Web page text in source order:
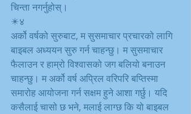
चिन्ता नगर्नुहोस्।
✴️४
अर्को वर्षको सुरुबाट, म सुसमाचार प्रचारको लागि
बाइबल अध्ययन सुरु गर्न चाहन्छु। म सुसमाचार
फैलाउन र हाम्रो विश्वासको जग बलियो बनाउन
चाहन्छु। म अर्को वर्ष अप्रिल वरिपरि बप्तिस्मा
समारोह आयोजना गर्न सक्षम हुने आशा गर्छु। यदि
कसैलाई चासो छ भने, मलाई लाग्छ कि यो बाइबल